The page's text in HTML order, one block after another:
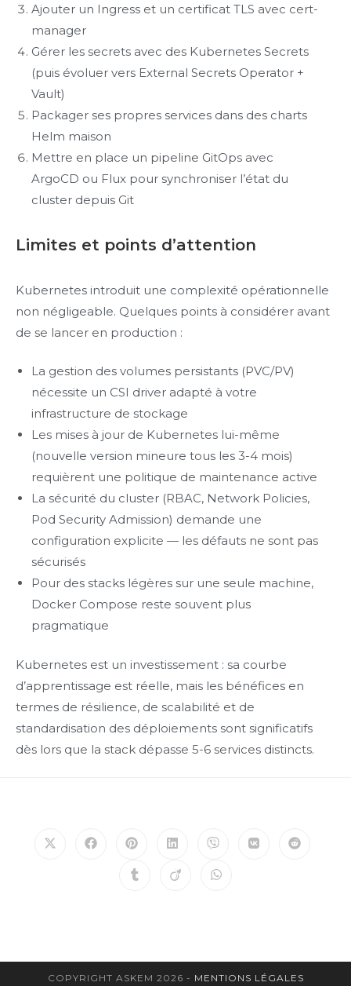
Ajouter un Ingress et un certificat TLS avec cert-
manager
Gérer les secrets avec des Kubernetes Secrets
(puis évoluer vers External Secrets Operator +
Vault)
Packager ses propres services dans des charts
Helm maison
Mettre en place un pipeline GitOps avec
ArgoCD ou Flux pour synchroniser l’état du
cluster depuis Git
Limites et points d’attention
Kubernetes introduit une complexité opérationnelle
non négligeable. Quelques points à considérer avant
de se lancer en production :
La gestion des volumes persistants (PVC/PV)
nécessite un CSI driver adapté à votre
infrastructure de stockage
Les mises à jour de Kubernetes lui-même
(nouvelle version mineure tous les 3-4 mois)
requièrent une politique de maintenance active
La sécurité du cluster (RBAC, Network Policies,
Pod Security Admission) demande une
configuration explicite — les défauts ne sont pas
sécurisés
Pour des stacks légères sur une seule machine,
Docker Compose reste souvent plus
pragmatique
Kubernetes est un investissement : sa courbe
d’apprentissage est réelle, mais les bénéfices en
termes de résilience, de scalabilité et de
standardisation des déploiements sont significatifs
dès lors que la stack dépasse 5-6 services distincts.
Ouvrir Ouvrir Ouvrir
une
autre
Ouvrir
une
autre
Ouvrir
une
autre
Ouvrir Ouvrir
Ouvrir Ouvrir Ouvrir
COPYRIGHT ASKEM 2026 - MENTIONS LÉGALES